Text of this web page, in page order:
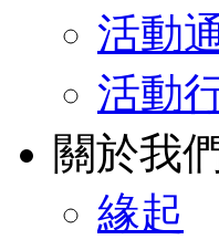
活動
活動
關於我們
緣起